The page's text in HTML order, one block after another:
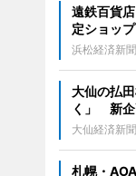
遠鉄百貨
定ショッ
浜松経済新聞
大仙の払
く」 新企
大仙経済新聞
札幌・